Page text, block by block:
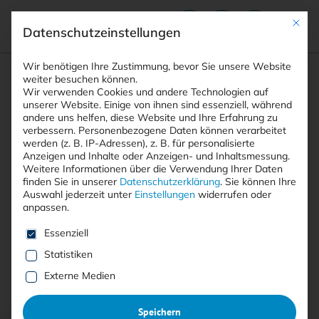
Suchfeld
Suchen
Breadcrumb-Navigation
STARTSEITE IDENTITY PROVIDER
Alle Beiträge mit dem
Schlagwort “Identity Provider”
Mit
Datenschutzeinstellungen
Wir benötigen Ihre Zustimmung, bevor Sie unsere Website
weiter besuchen können.
Wir verwenden Cookies und andere Technologien auf
unserer Website. Einige von ihnen sind essenziell, während
andere uns helfen, diese Website und Ihre Erfahrung zu
verbessern. Personenbezogene Daten können verarbeitet
werden (z. B. IP-Adressen), z. B. für personalisierte
Anzeigen und Inhalte oder Anzeigen- und Inhaltsmessung.
Weitere Informationen über die Verwendung Ihrer Daten
finden Sie in unserer Datenschutzerklärung. Sie können Ihre
Auswahl jederzeit unter Einstellungen widerrufen oder
anpassen.
Es folgt eine Liste der Service-Gruppen, für die eine
Essenziell
Statistiken
Externe Medien
Speichern